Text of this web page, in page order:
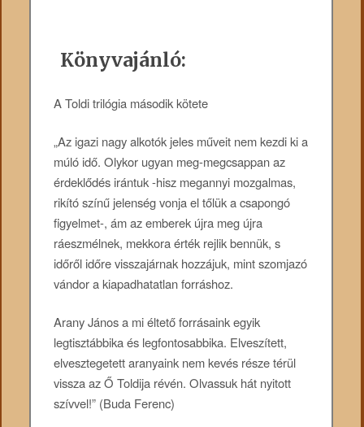
Könyvajánló:
A Toldi trilógia második kötete
„Az igazi nagy alkotók jeles műveit nem kezdi ki a
múló idő. Olykor ugyan meg-megcsappan az
érdeklődés irántuk -hisz megannyi mozgalmas,
rikító színű jelenség vonja el tőlük a csapongó
figyelmet-, ám az emberek újra meg újra
ráeszmélnek, mekkora érték rejlik bennük, s
időről időre visszajárnak hozzájuk, mint szomjazó
vándor a kiapadhatatlan forráshoz.
Arany János a mi éltető forrásaink egyik
legtisztábbika és legfontosabbika. Elveszített,
elvesztegetett aranyaink nem kevés része térül
vissza az Ő Toldija révén. Olvassuk hát nyitott
szívvel!” (Buda Ferenc)